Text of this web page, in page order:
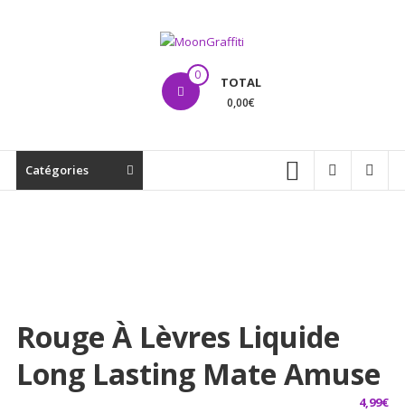
MoonGraffiti 0 TOTAL
0,00€
Catégories
Rouge À Lèvres Liquide
Long Lasting Mate Amuse
4,99€